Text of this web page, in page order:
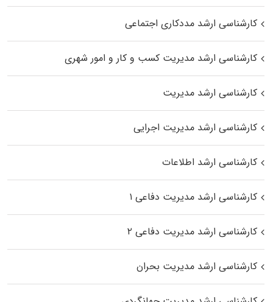
کارشناسی ارشد مددکاری اجتماعی
کارشناسی ارشد مدیریت کسب و کار و امور شهری
کارشناسی ارشد مدیریت
کارشناسی ارشد مدیریت اجرایی
کارشناسی ارشد اطلاعات
کارشناسی ارشد مدیریت دفاعی ۱
کارشناسی ارشد مدیریت دفاعی ۲
کارشناسی ارشد مدیریت بحران